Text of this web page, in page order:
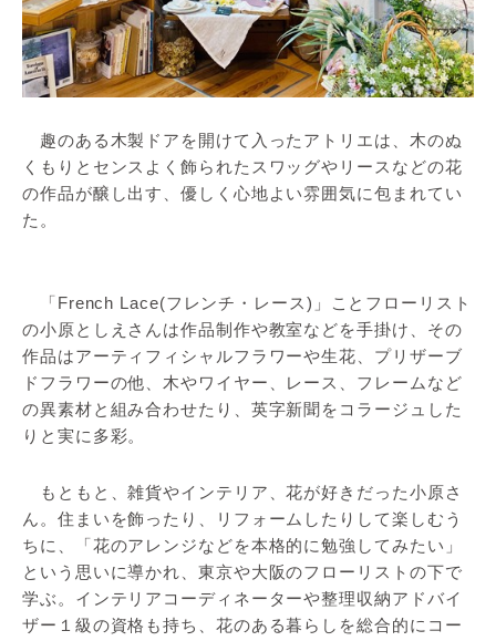
趣のある木製ドアを開けて入ったアトリエは、木のぬ
くもりとセンスよく飾られたスワッグやリースなどの花
の作品が醸し出す、優しく心地よい雰囲気に包まれてい
た。
「French Lace(フレンチ・レース)」ことフローリスト
の小原としえさんは作品制作や教室などを手掛け、その
作品はアーティフィシャルフラワーや生花、プリザーブ
ドフラワーの他、木やワイヤー、レース、フレームなど
の異素材と組み合わせたり、英字新聞をコラージュした
りと実に多彩。
もともと、雑貨やインテリア、花が好きだった小原さ
ん。住まいを飾ったり、リフォームしたりして楽しむう
ちに、「花のアレンジなどを本格的に勉強してみたい」
という思いに導かれ、東京や大阪のフローリストの下で
学ぶ。インテリアコーディネーターや整理収納アドバイ
ザー１級の資格も持ち、花のある暮らしを総合的にコー